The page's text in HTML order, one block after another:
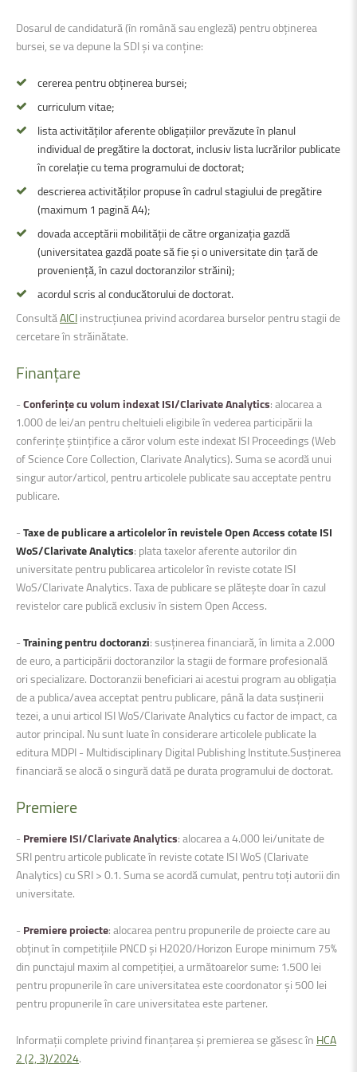
Dosarul de candidatură (în română sau engleză) pentru obținerea
bursei, se va depune la SDI și va conține:
cererea pentru obținerea bursei;
curriculum vitae;
lista activităților aferente obligațiilor prevăzute în planul
individual de pregătire la doctorat, inclusiv lista lucrărilor publicate
în corelație cu tema programului de doctorat;
descrierea activităților propuse în cadrul stagiului de pregătire
(maximum 1 pagină A4);
dovada acceptării mobilității de către organizația gazdă
(universitatea gazdă poate să fie și o universitate din țară de
proveniență, în cazul doctoranzilor străini);
acordul scris al conducătorului de doctorat.
ConsultăAICIinstrucțiunea privind acordarea burselor pentru stagii de
cercetare în străinătate.
Finanțare
-Conferințe cu volum indexat ISI/Clarivate Analytics: alocarea a
1.000 de lei/an pentru cheltuieli eligibile în vederea participării la
conferințe științifice a căror volum este indexat ISI Proceedings (Web
of Science Core Collection, Clarivate Analytics). Suma se acordă unui
singur autor/articol, pentru articolele publicate sau acceptate pentru
publicare.
-Taxe de publicare a articolelor în revistele Open Access cotate ISI
WoS/Clarivate Analytics: plata taxelor aferente autorilor din
universitate pentru publicarea articolelor în reviste cotate ISI
WoS/Clarivate Analytics. Taxa de publicare se plătește doar în cazul
revistelor care publică exclusiv în sistem Open Access.
-Training pentru doctoranzi: susținerea financiară, în limita a 2.000
de euro, a participării doctoranzilor la stagii de formare profesională
ori specializare. Doctoranzii beneficiari ai acestui program au obligația
de a publica/avea acceptat pentru publicare, până la data susținerii
tezei, a unui articol ISI WoS/Clarivate Analytics cu factor de impact, ca
autor principal. Nu sunt luate în considerare articolele publicate la
editura MDPI - Multidisciplinary Digital Publishing Institute.Susținerea
financiară se alocă o singură dată pe durata programului de doctorat.
Premiere
- Premiere ISI/Clarivate Analytics: alocarea a 4.000 lei/unitate de
SRI pentru articole publicate în reviste cotate ISI WoS (Clarivate
Analytics) cu SRI > 0.1. Suma se acordă cumulat, pentru toți autorii din
universitate.
- Premiere proiecte: alocarea pentru propunerile de proiecte care au
obținut în competițiile PNCD și H2020/Horizon Europe minimum 75%
din punctajul maxim al competiției, a următoarelor sume: 1.500 lei
pentru propunerile în care universitatea este coordonator și 500 lei
pentru propunerile în care universitatea este partener.
Informații complete privind finanțarea și premierea se găsesc în HCA
2 (2, 3)/2024.